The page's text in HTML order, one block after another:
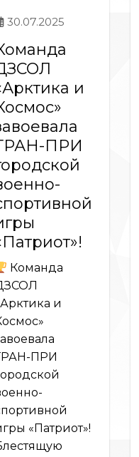
30.07.2025
и
ПРИ
Команда
и
ПРИ
«Патриот»!